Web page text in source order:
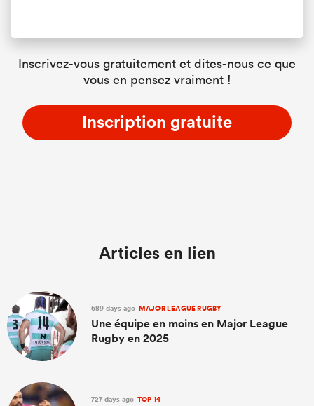
Inscrivez-vous gratuitement et dites-nous ce que
vous en pensez vraiment !
Inscription gratuite
Articles en lien
689 days ago MAJOR LEAGUE RUGBY
Une équipe en moins en Major League
Rugby en 2025
727 days ago TOP 14